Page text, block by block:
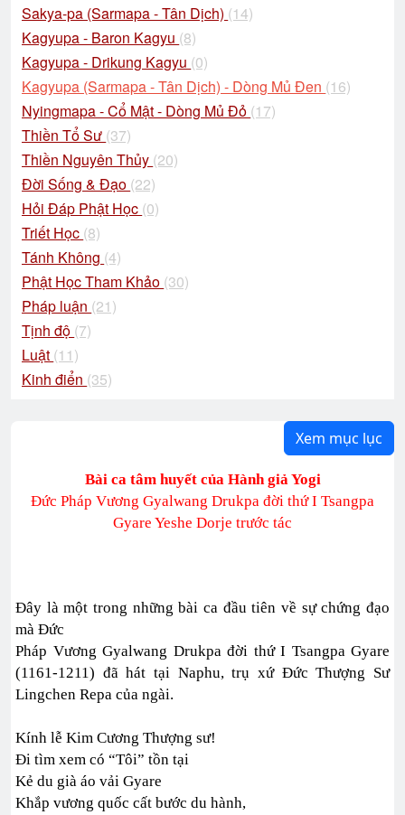
Sakya-pa (Sarmapa - Tân Dịch) (14)
Kagyupa - Baron Kagyu (8)
Kagyupa - Drikung Kagyu (0)
Kagyupa (Sarmapa - Tân Dịch) - Dòng Mủ Đen (16)
Nyingmapa - Cổ Mật - Dòng Mủ Đỏ (17)
Thiền Tổ Sư (37)
Thiền Nguyên Thủy (20)
Đời Sống & Đạo (22)
Hỏi Đáp Phật Học (0)
Triết Học (8)
Tánh Không (4)
Phật Học Tham Khảo (30)
Pháp luận (21)
Tịnh độ (7)
Luật (11)
Kinh điển (35)
Xem mục lục
Bài ca tâm huyết của Hành giả Yogi
Đức Pháp Vương Gyalwang Drukpa đời thứ I Tsangpa
Gyare Yeshe Dorje trước tác
Đây là một trong những bài ca đầu tiên về sự chứng đạo
mà Đức
Pháp Vương Gyalwang Drukpa đời thứ I Tsangpa Gyare
(1161-1211) đã hát tại Naphu, trụ xứ Đức Thượng Sư
Lingchen Repa của ngài.
Kính lễ Kim Cương Thượng sư!
Đi tìm xem có “Tôi” tồn tại
Kẻ du già áo vải Gyare
Khắp vương quốc cất bước du hành,